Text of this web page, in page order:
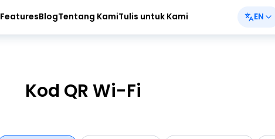
FeaturesBlogTentang KamiTulis untuk Kami EN
Kod QR Wi-Fi